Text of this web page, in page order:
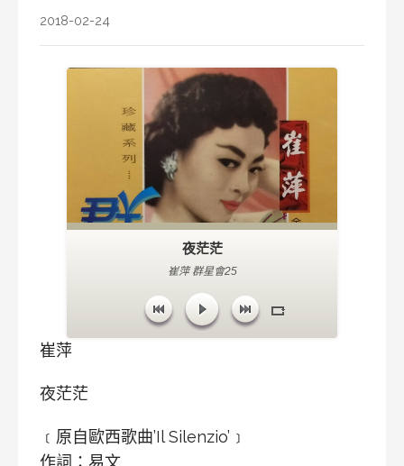
2018-02-24
夜茫茫
崔萍 群星會25
崔萍
夜茫茫
﹝原自歐西歌曲’Il Silenzio’﹞
作詞：易文